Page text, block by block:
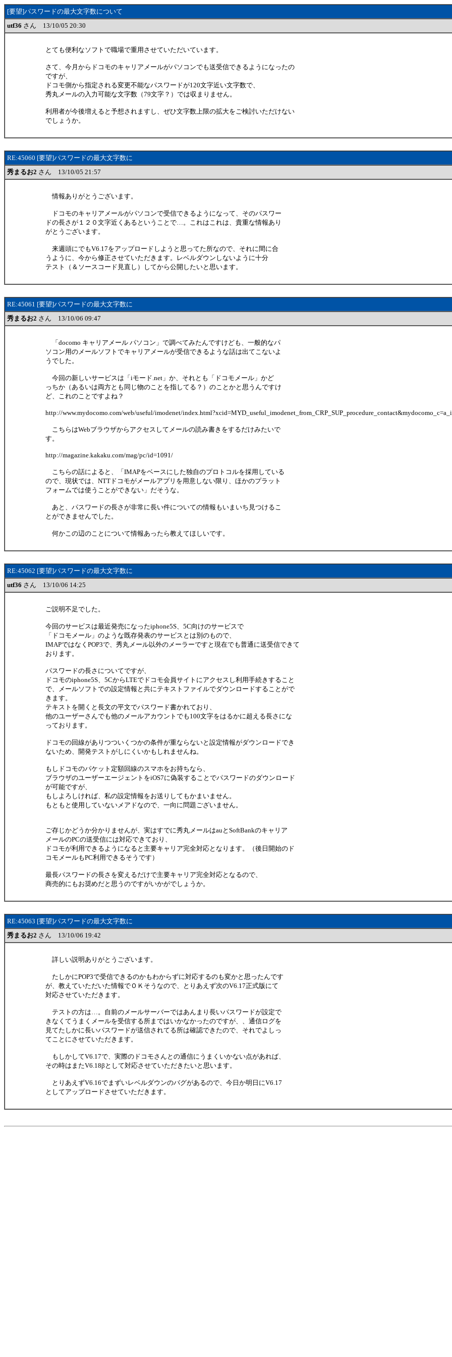
[要望]パスワードの最大文字数について
utf36 さん 13/10/05 20:30
とても便利なソフトで職場で重用させていただいています。
さて、今月からドコモのキャリアメールがパソコンでも送受信できるようになったの
ですが、
ドコモ側から指定される変更不能なパスワードが120文字近い文字数で、
秀丸メールの入力可能な文字数（79文字？）では収まりません。
利用者が今後増えると予想されますし、ぜひ文字数上限の拡大をご検討いただけない
でしょうか。
RE:45060 [要望]パスワードの最大文字数に
秀まるお2 さん 13/10/05 21:57
情報ありがとうございます。
ドコモのキャリアメールがパソコンで受信できるようになって、そのパスワー
ドの長さが１２０文字近くあるということで…。これはこれは、貴重な情報あり
がとうございます。
来週頭にでもV6.17をアップロードしようと思ってた所なので、それに間に合
うように、今から修正させていただきます。レベルダウンしないように十分
テスト（＆ソースコード見直し）してから公開したいと思います。
RE:45061 [要望]パスワードの最大文字数に
秀まるお2 さん 13/10/06 09:47
「docomo キャリアメール パソコン」で調べてみたんですけども、一般的なパ
ソコン用のメールソフトでキャリアメールが受信できるような話は出てこないよ
うでした。
今回の新しいサービスは「iモード.net」か、それとも「ドコモメール」かど
っちか（あるいは両方とも同じ物のことを指してる？）のことかと思うんですけ
ど、これのことですよね？
http://www.mydocomo.com/web/useful/imodenet/
こちらはWebブラウザからアクセスしてメールの読み書きをするだけみたいで
す。
http://magazine.kakaku.com/mag/pc/id=1091/
こちらの話によると、「IMAPをベースにした独自のプロトコルを採用している
ので、現状では、NTTドコモがメールアプリを用意しない限り、ほかのプラット
フォームでは使うことができない」だそうな。
あと、パスワードの長さが非常に長い件についての情報もいまいち見つけるこ
とができませんでした。
何かこの辺のことについて情報あったら教えてほしいです。
RE:45062 [要望]パスワードの最大文字数に
utf36 さん 13/10/06 14:25
ご説明不足でした。
今回のサービスは最近発売になったiphone5S、5C向けのサービスで
「ドコモメール」のような既存発表のサービスとは別のもので、
IMAPではなくPOP3で、秀丸メール以外のメーラーですと現在でも普通に送受信できて
おります。
パスワードの長さについてですが、
ドコモのiphone5S、5CからLTEでドコモ会員サイトにアクセスし利用手続きすること
で、メールソフトでの設定情報と共にテキストファイルでダウンロードすることがで
きます。
テキストを開くと長文の平文でパスワード書かれており、
他のユーザーさんでも他のメールアカウントでも100文字をはるかに超える長さにな
っております。
ドコモの回線がありつついくつかの条件が重ならないと設定情報がダウンロードでき
ないため、開発テストがしにくいかもしれませんね。
もしドコモのパケット定額回線のスマホをお持ちなら、
ブラウザのユーザーエージェントをiOS7に偽装することでパスワードのダウンロード
が可能ですが、
もしよろしければ、私の設定情報をお送りしてもかまいません。
もともと使用していないメアドなので、一向に問題ございません。
ご存じかどうか分かりませんが、実はすでに秀丸メールはauとSoftBankのキャリア
メールのPCの送受信には対応できており、
ドコモが利用できるようになると主要キャリア完全対応となります。（後日開始のド
コモメールもPC利用できるそうです）
最長パスワードの長さを変えるだけで主要キャリア完全対応となるので、
商売的にもお奨めだと思うのですがいかがでしょうか。
RE:45063 [要望]パスワードの最大文字数に
秀まるお2 さん 13/10/06 19:42
詳しい説明ありがとうございます。
たしかにPOP3で受信できるのかもわからずに対応するのも変かと思ったんです
が、教えていただいた情報でＯＫそうなので、とりあえず次のV6.17正式版にて
対応させていただきます。
テストの方は…。自前のメールサーバーではあんまり長いパスワードが設定で
きなくてうまくメールを受信する所まではいかなかったのですが、、通信ログを
見てたしかに長いパスワードが送信されてる所は確認できたので、それでよしっ
てことにさせていただきます。
もしかしてV6.17で、実際のドコモさんとの通信にうまくいかない点があれば、
その時はまたV6.18βとして対応させていただきたいと思います。
とりあえずV6.16でまずいレベルダウンのバグがあるので、今日か明日にV6.17
としてアップロードさせていただきます。